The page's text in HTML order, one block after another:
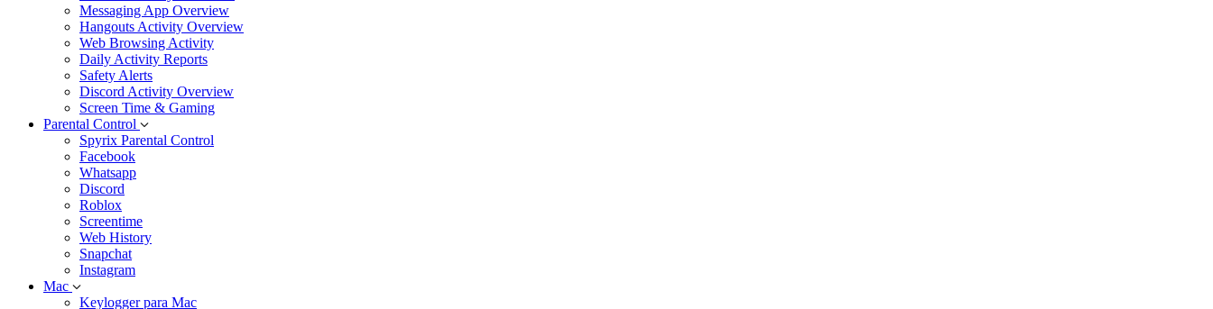
Messaging App Overview
Hangouts Activity Overview
Web Browsing Activity
Daily Activity Reports
Safety Alerts
Discord Activity Overview
Screen Time & Gaming
Parental Control
Spyrix Parental Control
Facebook
Whatsapp
Discord
Roblox
Screentime
Web History
Snapchat
Instagram
Mac
Keylogger para Mac